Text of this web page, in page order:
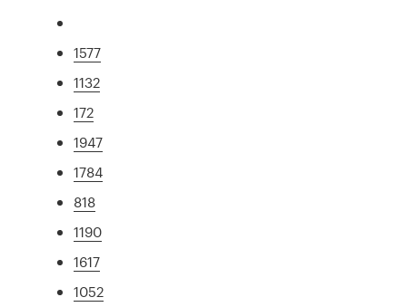
1577
1132
172
1947
1784
818
1190
1617
1052